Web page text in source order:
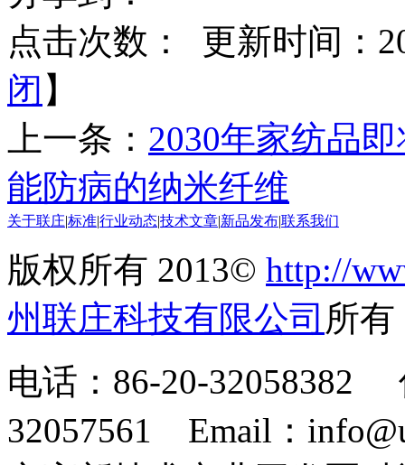
点击次数：
更新时间：
闭 】
上一条： 2030年家纺品
能防病的纳米纤维
关于联庄标准行业动态技术文章 新品发布联系我们
版权所有 2013© http://
州联庄科技有限公司 所
电话：86-20-32058382
32057561 Email：